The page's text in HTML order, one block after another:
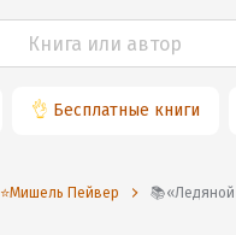
👌 Бесплатные книги
⭐️Мишель Пейвер